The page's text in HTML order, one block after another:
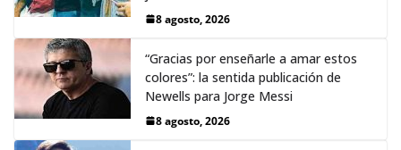
8 agosto, 2026
“Gracias por enseñarle a amar estos
colores”: la sentida publicación de
Newells para Jorge Messi
8 agosto, 2026